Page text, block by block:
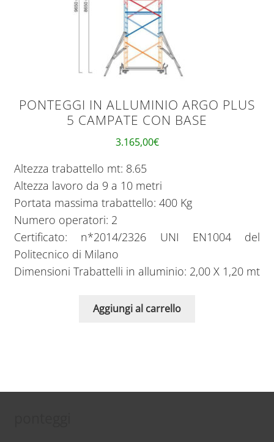
PONTEGGI IN ALLUMINIO ARGO PLUS
5 CAMPATE CON BASE
3.165,00€
Altezza trabattello mt: 8.65
Altezza lavoro da 9 a 10 metri
Portata massima trabattello: 400 Kg
Numero operatori: 2
Certificato: n*2014/2326 UNI EN1004 del
Politecnico di Milano
Dimensioni Trabattelli in alluminio: 2,00 X 1,20 mt
Aggiungi al carrello